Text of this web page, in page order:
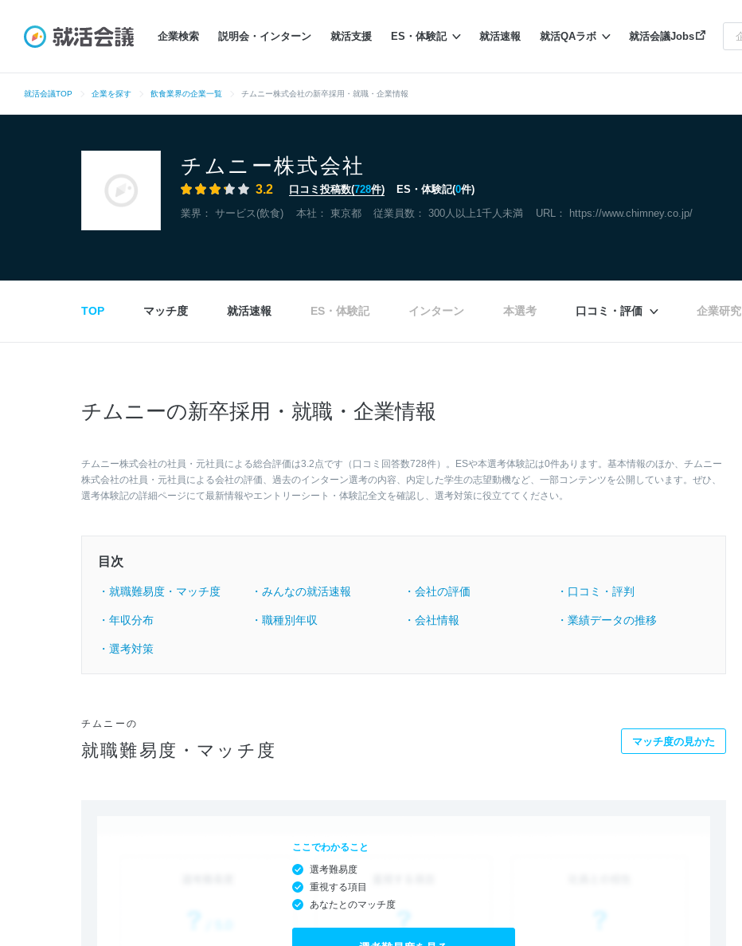
企業検索 説明会・インターン 就活支援 ES・体験記 就活速報 就活QAラボ 就活会議Jobs
就活会議TOP 企業を探す 飲食業界の企業一覧 チムニー株式会社の新卒採用・就職・企業情報
チムニー株式会社
3.2 口コミ投稿数(728件) ES・体験記(0件)
業界： サービス(飲食) 本社： 東京都 従業員数： 300人以上1千人未満 URL： https://www.chimney.co.jp/
TOP マッチ度 就活速報 ES・体験記 インターン 本選考 口コミ・評価 企業研究
チムニーの新卒採用・就職・企業情報
チムニー株式会社の社員・元社員による総合評価は3.2点です（口コミ回答数728件）。ESや本選考体験記は0件あります。基本情報のほか、チムニー
株式会社の社員・元社員による会社の評価、過去のインターン選考の内容、内定した学生の志望動機など、一部コンテンツを公開しています。ぜひ、
選考体験記の詳細ページにて最新情報やエントリーシート・体験記全文を確認し、選考対策に役立ててください。
目次
・就職難易度・マッチ度 ・みんなの就活速報 ・会社の評価 ・口コミ・評判
・年収分布 ・職種別年収 ・会社情報 ・業績データの推移
・選考対策
チムニーの
就職難易度・マッチ度 マッチ度の見かた
ここでわかること
選考難易度
重視する項目
あなたとのマッチ度